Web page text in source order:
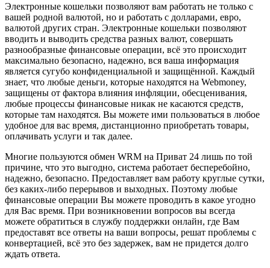
Электронные кошельки позволяют вам работать не только с
вашей родной валютой, но и работать с долларами, евро,
валютой других стран. Электронные кошельки позволяют
вводить и выводить средства разных валют, совершать
разнообразные финансовые операции, всё это происходит
максимально безопасно, надежно, вся ваша информация
является сугубо конфиденциальной и защищённой. Каждый
знает, что любые деньги, которые находятся на Webmoney,
защищены от фактора влияния инфляции, обесценивания,
любые процессы финансовые никак не касаются средств,
которые там находятся. Вы можете ими пользоваться в любое
удобное для вас время, дистанционно приобретать товары,
оплачивать услуги и так далее.
Многие пользуются обмен WRM на Приват 24 лишь по той
причине, что это выгодно, система работает бесперебойно,
надежно, безопасно. Предоставляет вам работу круглые сутки,
без каких-либо перерывов и выходных. Поэтому любые
финансовые операции Вы можете проводить в какое угодно
для Вас время. При возникновении вопросов вы всегда
можете обратиться в службу поддержки онлайн, где Вам
предоставят все ответы на ваши вопросы, решат проблемы с
конвертацией, всё это без задержек, вам не придется долго
ждать ответа.